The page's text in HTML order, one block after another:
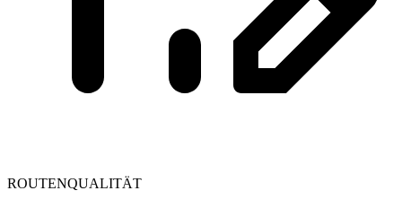
ROUTENQUALITÄT